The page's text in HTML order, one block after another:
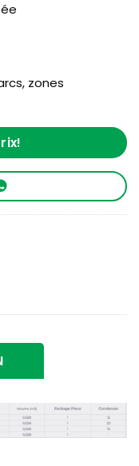
zones